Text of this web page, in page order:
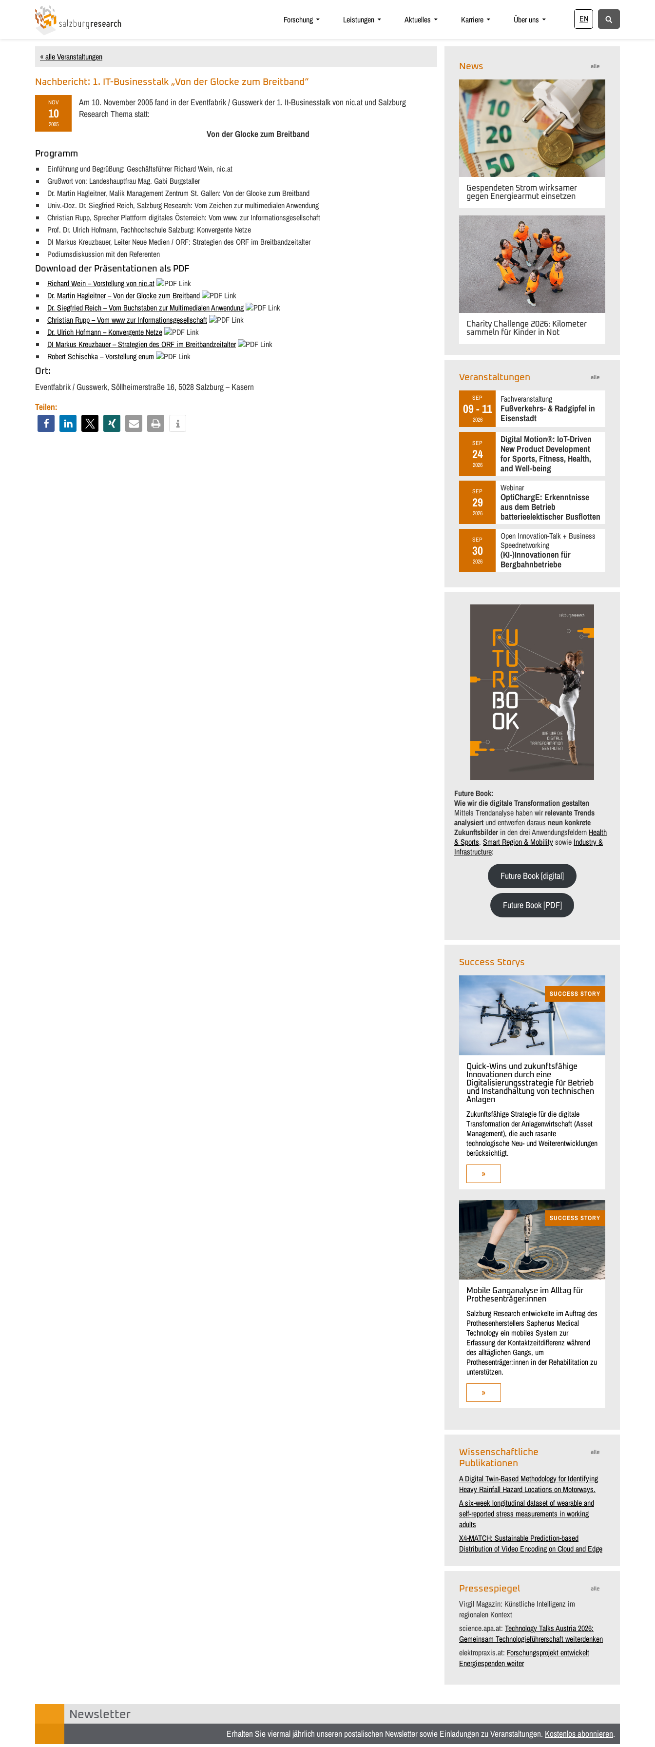
EN
Forschung Leistungen Aktuelles Karriere Über uns
« alle Veranstaltungen
Nachbericht: 1. IT-Businesstalk „Von der Glocke zum Breitband“
NOV
10
2005
Am 10. November 2005 fand in der Eventfabrik / Gusswerk der 1. It-Businesstalk von nic.at und Salzburg
Research Thema statt:
Von der Glocke zum Breitband
Programm
Einführung und Begrüßung: Geschäftsführer Richard Wein, nic.at
Grußwort von: Landeshauptfrau Mag. Gabi Burgstaller
Dr. Martin Hagleitner, Malik Management Zentrum St. Gallen: Von der Glocke zum Breitband
Univ.-Doz. Dr. Siegfried Reich, Salzburg Research: Vom Zeichen zur multimedialen Anwendung
Christian Rupp, Sprecher Plattform digitales Österreich: Vom www. zur Informationsgesellschaft
Prof. Dr. Ulrich Hofmann, Fachhochschule Salzburg: Konvergente Netze
DI Markus Kreuzbauer, Leiter Neue Medien / ORF: Strategien des ORF im Breitbandzeitalter
Podiumsdiskussion mit den Referenten
Download der Präsentationen als PDF
Richard Wein – Vorstellung von nic.at
Dr. Martin Hagleitner – Von der Glocke zum Breitband
Dr. Siegfried Reich – Vom Buchstaben zur Multimedialen Anwendung
Christian Rupp – Vom www zur Informationsgesellschaft
Dr. Ulrich Hofmann – Konvergente Netze
DI Markus Kreuzbauer – Strategien des ORF im Breitbandzeitalter
Robert Schischka – Vorstellung enum
Ort:
Eventfabrik / Gusswerk, Söllheimerstraße 16, 5028 Salzburg – Kasern
Teilen:
alle
News
Gespendeten Strom wirksamer
gegen Energiearmut einsetzen
Charity Challenge 2026: Kilometer
sammeln für Kinder in Not
alle
Veranstaltungen
SEP
09 - 11
2026
Fachveranstaltung
Fußverkehrs- & Radgipfel in
Eisenstadt
SEP
24
2026
Digital Motion®: IoT-Driven
New Product Development
for Sports, Fitness, Health,
and Well-being
SEP
29
2026
Webinar
OptiChargE: Erkenntnisse
aus dem Betrieb
batterieelektischer Busflotten
SEP
30
2026
Open Innovation-Talk + Business
Speednetworking
(KI-)Innovationen für
Bergbahnbetriebe
Future Book:
Wie wir die digitale Transformation gestalten
Mittels Trendanalyse haben wirrelevante Trends
analysiertund entwerfen daraus neun konkrete
Zukunftsbilder in den drei Anwendungsfeldern Health
& Sports, Smart Region & Mobilitysowie Industry &
Infrastructure:
Future Book [digital]
Future Book [PDF]
Success Storys
SUCCESS STORY
Quick-Wins und zukunftsfähige
Innovationen durch eine
Digitalisierungsstrategie für Betrieb
und Instandhaltung von technischen
Anlagen
Zukunftsfähige Strategie für die digitale
Transformation der Anlagenwirtschaft (Asset
Management), die auch rasante
technologische Neu- und Weiterentwicklungen
berücksichtigt.
»
SUCCESS STORY
Mobile Ganganalyse im Alltag für
Prothesenträger:innen
Salzburg Research entwickelte im Auftrag des
Prothesenherstellers Saphenus Medical
Technology ein mobiles System zur
Erfassung der Kontaktzeitdifferenz während
des alltäglichen Gangs, um
Prothesenträger:innen in der Rehabilitation zu
unterstützen.
»
alle
Wissenschaftliche
Publikationen
A Digital Twin-Based Methodology for Identifying
Heavy Rainfall Hazard Locations on Motorways.
A six-week longitudinal dataset of wearable and
self-reported stress measurements in working
adults
X4-MATCH: Sustainable Prediction-based
Distribution of Video Encoding on Cloud and Edge
alle
Pressespiegel
Virgil Magazin: Künstliche Intelligenz im
regionalen Kontext
science.apa.at: Technology Talks Austria 2026:
Gemeinsam Technologieführerschaft weiterdenken
elektropraxis.at: Forschungsprojekt entwickelt
Energiespenden weiter
Newsletter
Erhalten Sie viermal jährlich unseren postalischen Newsletter sowie Einladungen zu Veranstaltungen. Kostenlos abonnieren.